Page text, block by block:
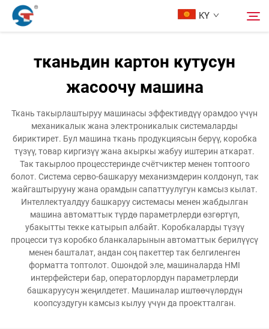
KY
Продукциялар
Дизайн Жоруму
Кызмат
Жаңылыктар
Бизге Байланыш
Издөө
тканьдин картон кутусун
жасоочу машина
Ткань такырлаштыруу машинасы эффективдүү орамдоо үчүн
механикалык жана электроникалык системаларды
бириктирет. Бул машина ткань продукциясын берүү, коробка
түзүү, товар киргизүү жана акыркы жабуу иштерин аткарат.
Так такырлоо процесстеринде счётчиктер менен топтоого
болот. Система серво-башкаруу механизмдерин колдонуп, так
жайгаштырууну жана орамдын сапаттуулугун камсыз кылат.
Интеллектуалдуу башкаруу системасы менен жабдылган
машина автоматтык түрдө параметрлерди өзгөртүп,
убакытты текке катырып албайт. Коробкаларды түзүү
процесси түз коробко бланкаларынын автоматтык берилүүсү
менен башталат, андан соң пакеттер так белгиленген
форматта топтолот. Ошондой эле, машиналарда HMI
интерфейстери бар, операторлордун параметрлерди
башкаруусун жеңилдетет. Машиналар иштөөчүлөрдүн
коопсуздугун камсыз кылуу үчүн да проектталган.